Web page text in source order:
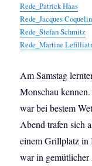
Rede_Patrick Haas
Rede_Jacques Coquelin
Rede_Stefan Schmitz
Rede_Martine
Am Samstag
Monschau
war bei bestem
Abend trafen sich
einem Grillplatz in
war in